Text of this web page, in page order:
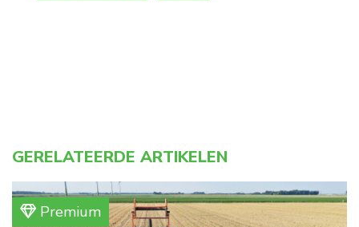
GERELATEERDE ARTIKELEN
Premium